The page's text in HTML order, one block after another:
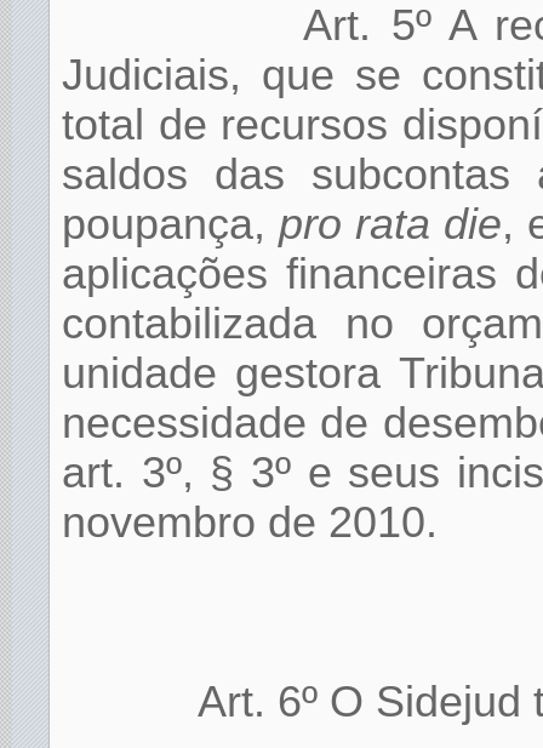
Art. 5º A
Judiciais, que se
total de recursos
saldos das
poupança, pro rata die,
aplicações financeiras
contabilizada no
unidade gestora
necessidade de
art. 3º, § 3º e seus
novembro de 2010.
Art. 6º O Sidejud